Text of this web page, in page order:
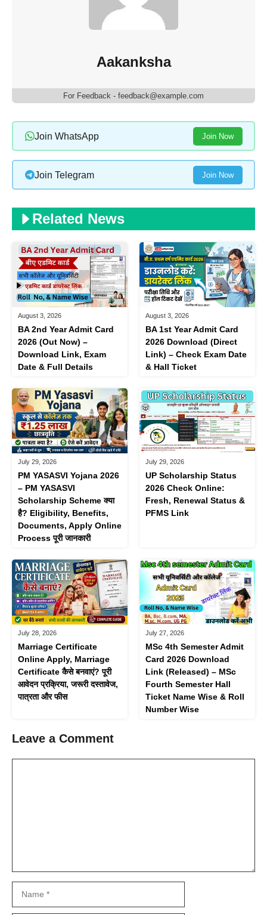
Aakanksha
For Feedback - feedback@example.com
Join WhatsApp Join Now
Join Telegram Join Now
Related News
August 3, 2026
BA 2nd Year Admit Card
2026 (Out Now) –
Download Link, Exam
Date & Full Details
August 3, 2026
BA 1st Year Admit Card
2026 Download (Direct
Link) – Check Exam Date
& Hall Ticket
July 29, 2026
PM YASASVI Yojana 2026
– PM YASASVI
Scholarship Scheme क्या
है? Eligibility, Benefits,
Documents, Apply Online
Process पूरी जानकारी
July 29, 2026
UP Scholarship Status
2026 Check Online:
Fresh, Renewal Status &
PFMS Link
July 28, 2026
Marriage Certificate
Online Apply, Marriage
Certificate कैसे बनवाएं? पूरी
आवेदन प्रक्रिया, जरूरी दस्तावेज,
पात्रता और फीस
July 27, 2026
MSc 4th Semester Admit
Card 2026 Download
Link (Released) – MSc
Fourth Semester Hall
Ticket Name Wise & Roll
Number Wise
Leave a Comment